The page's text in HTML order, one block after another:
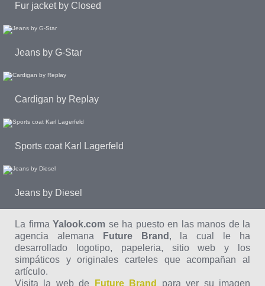
Fur jacket by Closed
Jeans by G-Star
Cardigan by Replay
Sports coat Karl Lagerfeld
Jeans by Diesel
La firma Yalook.com se ha puesto en las manos de la
agencia alemana
Future Brand , la cual le ha
desarrollado logotipo, papeleria, sitio web y los
simpáticos y originales carteles que acompañan al
artículo.
Visita la web de
Future Brand
para ver su imagen